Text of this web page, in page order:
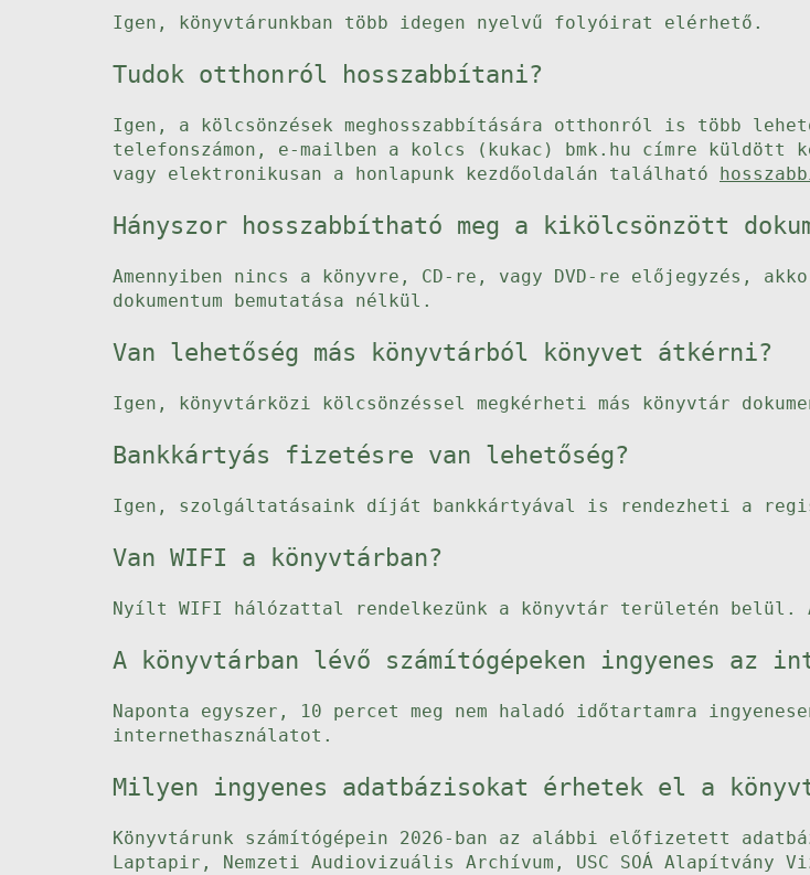
Igen, könyvtárunkban több idegen nyelvű folyóirat elérhető.
Tudok otthonról hosszabbítani?
Igen, a kölcsönzések meghosszabbítására otthonról is több
telefonszámon, e-mailben a kolcs (kukac) bmk.hu címre küldött
vagy elektronikusan a honlapunk kezdőoldalán található
Hányszor hosszabbítható meg a kikölcsönzött
Amennyiben nincs a könyvre, CD-re, vagy DVD-re előjegyzés,
dokumentum bemutatása nélkül.
Van lehetőség más könyvtárból könyvet átkérni?
Igen, könyvtárközi kölcsönzéssel megkérheti más könyvtár
Bankkártyás fizetésre van lehetőség?
Igen, szolgáltatásaink díját bankkártyával is rendezheti a
Van WIFI a könyvtárban?
Nyílt WIFI hálózattal rendelkezünk a könyvtár területén belül.
A könyvtárban lévő számítógépeken ingyenes az
Naponta egyszer, 10 percet meg nem haladó időtartamra
internethasználatot.
Milyen ingyenes adatbázisokat érhetek el a
Könyvtárunk számítógépein 2026-ban az alábbi előfizetett
Laptapir, Nemzeti Audiovizuális Archívum, USC SOÁ Alapítvány